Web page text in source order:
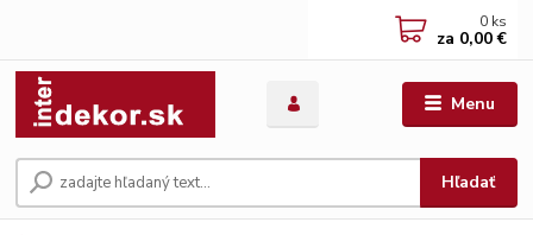
Menu
Hľadať
0 ks
za 0,00 €